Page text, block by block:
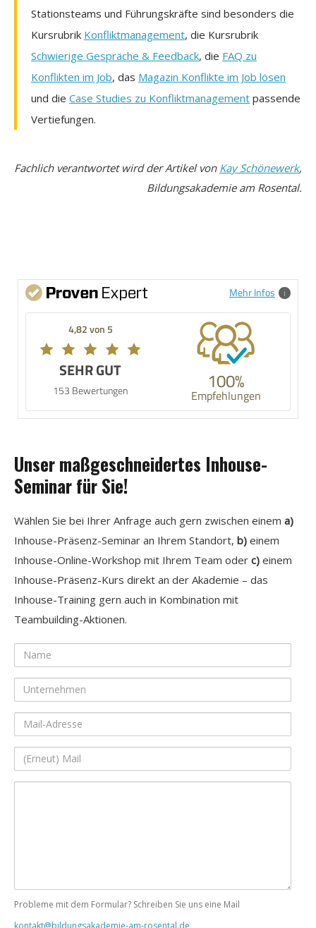
Stationsteams und Führungskräfte sind besonders die
Kursrubrik Konfliktmanagement, die Kursrubrik
Schwierige Gespräche & Feedback, die FAQ zu
Konflikten im Job, das Magazin Konflikte im Job lösen
und die Case Studies zu Konfliktmanagement passende
Vertiefungen.
Fachlich verantwortet wird der Artikel von Kay Schönewerk,
Bildungsakademie am Rosental.
Mehr Infos
4,82 von 5
SEHR GUT
153 Bewertungen 100%
Empfehlungen
Unser maßgeschneidertes Inhouse-
Seminar für Sie!
Wählen Sie bei Ihrer Anfrage auch gern zwischen einem a)
Inhouse-Präsenz-Seminar an Ihrem Standort, b) einem
Inhouse-Online-Workshop mit Ihrem Team oder c) einem
Inhouse-Präsenz-Kurs direkt an der Akademie – das
Inhouse-Training gern auch in Kombination mit
Teambuilding-Aktionen.
Name
Unternehmen
Mail-
Adresse
(Erneut)
Mail
Probleme mit dem Formular? Schreiben Sie uns eine Mail
kontakt@bildungsakademie-am-rosental.de